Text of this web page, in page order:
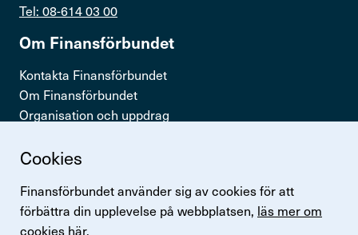
Cookies
Finansförbundet använder sig av cookies för att
förbättra din upplevelse på webbplatsen, läs mer om
cookies här.
Tel: 08-614 03 00
Om Finans­för­bundet
Kontakta Finansförbundet
Om Finansförbundet
Organisation och uppdrag
Snabb­länkar
Logga in
Lönestatistik